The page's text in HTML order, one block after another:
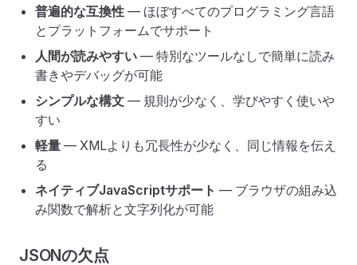
普遍的な互換性 — ほぼすべてのプログラミング言語
とプラットフォームでサポート
人間が読みやすい — 特別なツールなしで簡単に読み
書きやデバッグが可能
シンプルな構文 — 規則が少なく、学びやすく使いや
すい
軽量 — XMLよりも冗長性が少なく、同じ情報を伝え
る
ネイティブJavaScriptサポート — ブラウザの組み込
み関数で解析と文字列化が可能
JSONの欠点